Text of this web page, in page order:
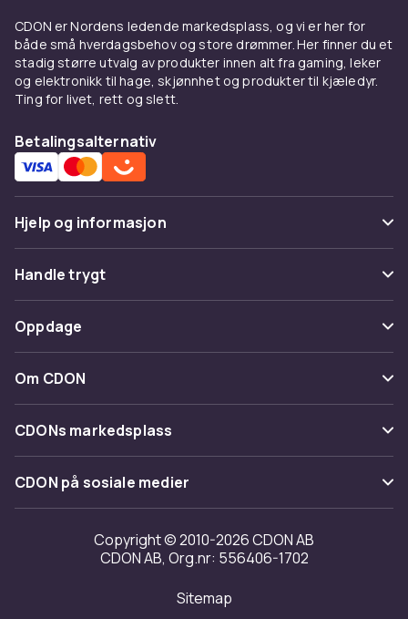
CDON er Nordens ledende markedsplass, og vi er her for
både små hverdagsbehov og store drømmer. Her finner du et
stadig større utvalg av produkter innen alt fra gaming, leker
og elektronikk til hage, skjønnhet og produkter til kjæledyr.
Ting for livet, rett og slett.
Betalingsalternativ
Hjelp og informasjon
Vanlige spørsmål
Spor pakke
Angre & returner her
Kontakt oss
Handle trygt
Betaling
Levering
Tilbakekallinger
Oppdage
Kategorier
Varemerker
Om CDON
Om oss
Kundeanmeldelser
Jobbe på CDON
Investor relations
Tilgjengelighet
CDONs markedsplass
Merchant Help Center
CDON på sosiale medier
Copyright © 2010-2026 CDON AB
CDON AB, Org.nr: 556406-1702
Sitemap